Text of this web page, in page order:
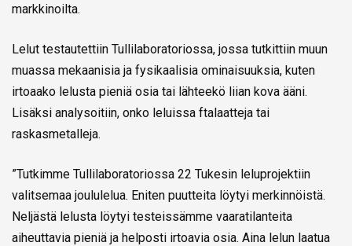
markkinoilta.
Lelut testautettiin Tullilaboratoriossa, jossa tutkittiin muun
muassa mekaanisia ja fysikaalisia ominaisuuksia, kuten
irtoaako lelusta pieniä osia tai lähteekö liian kova ääni.
Lisäksi analysoitiin, onko leluissa ftalaatteja tai
raskasmetalleja.
”Tutkimme Tullilaboratoriossa 22 Tukesin leluprojektiin
valitsemaa joululelua. Eniten puutteita löytyi merkinnöistä.
Neljästä lelusta löytyi testeissämme vaaratilanteita
aiheuttavia pieniä ja helposti irtoavia osia. Aina lelun laatua